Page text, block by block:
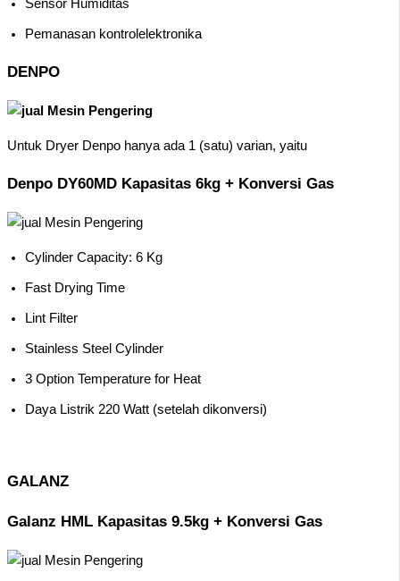
Sensor Humiditas
Pemanasan kontrolelektronika
DENPO
Untuk Dryer Denpo hanya ada 1 (satu) varian, yaitu
Denpo DY60MD Kapasitas 6kg + Konversi Gas
Cylinder Capacity: 6 Kg
Fast Drying Time
Lint Filter
Stainless Steel Cylinder
3 Option Temperature for Heat
Daya Listrik 220 Watt (setelah dikonversi)
GALANZ
Galanz HML Kapasitas 9.5kg + Konversi Gas